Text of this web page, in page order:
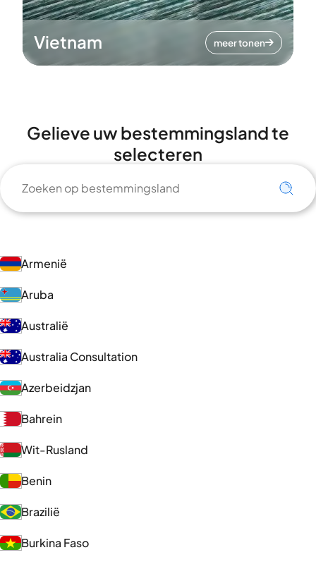
Vietnam meer tonen
Gelieve uw bestemmingsland te
selecteren
Armenië
Aruba
Australië
Australia Consultation
Azerbeidzjan
Bahrein
Wit-Rusland
Benin
Brazilië
Burkina Faso